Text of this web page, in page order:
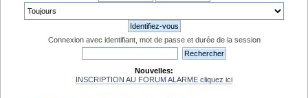
Connexion avec identifiant, mot de passe et durée de la session
Nouvelles:
INSCRIPTION AU FORUM ALARME cliquez ici